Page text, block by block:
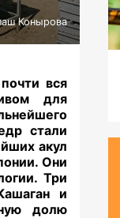
Конырова
вся
для
стали
акул
Они
Три
и
долю